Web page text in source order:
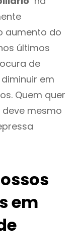
aumento do
últimos
de
em
Quem quer
deve mesmo
em